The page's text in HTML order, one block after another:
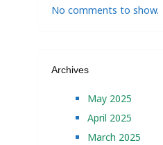
No comments to show.
Archives
May 2025
April 2025
March 2025